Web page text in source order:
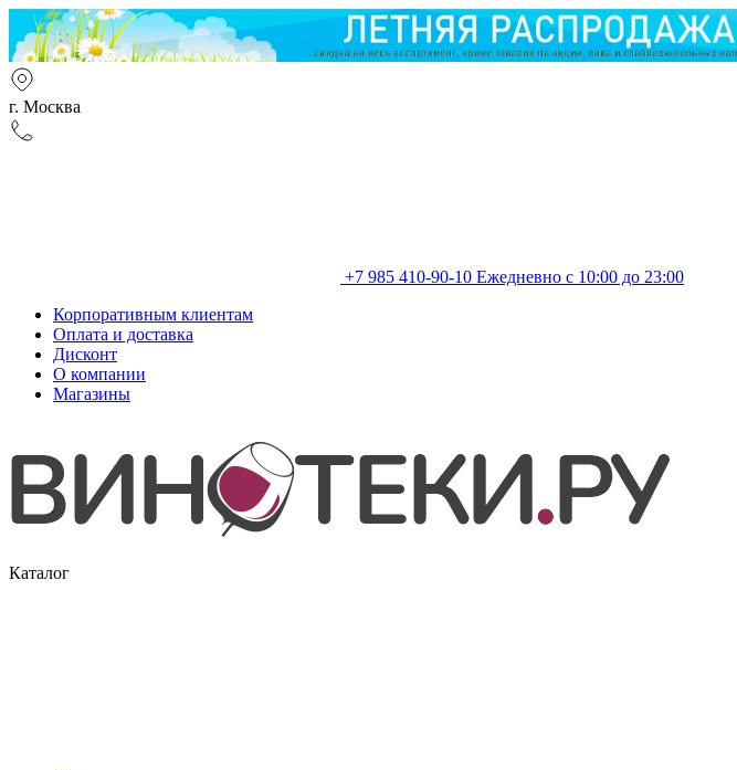
г. Москва
+7 985 410-90-10 Ежедневно с 10:00 до 23:00
Корпоративным клиентам
Оплата и доставка
Дисконт
О компании
Магазины
Каталог